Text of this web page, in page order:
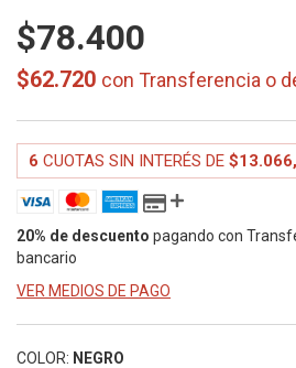
$78.400
$62.720 con Transferencia o
6 CUOTAS SIN INTERÉS DE
20% de descuento pagando con
bancario
VER MEDIOS DE PAGO
COLOR: NEGRO